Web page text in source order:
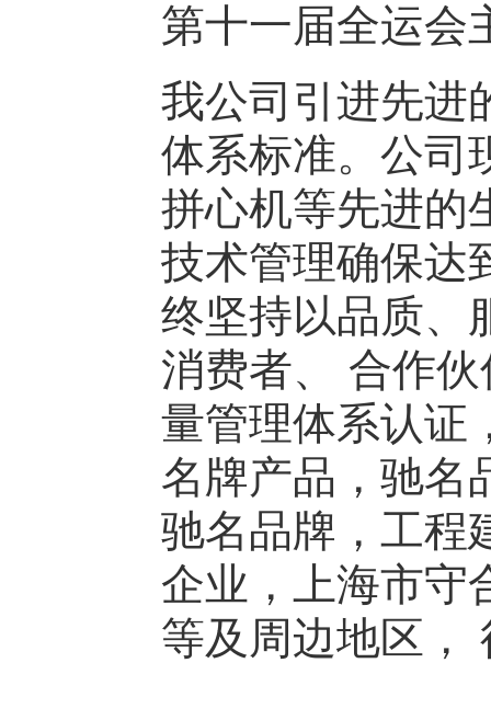
第十一届全运会
我公司引进先进
体系标准。公司
拼心机等先进的
技术管理确保达
终坚持以品质、
消费者、 合作
量管理体系认证
名牌产品，驰名
驰名品牌，工程
企业，上海市守
等及周边地区，